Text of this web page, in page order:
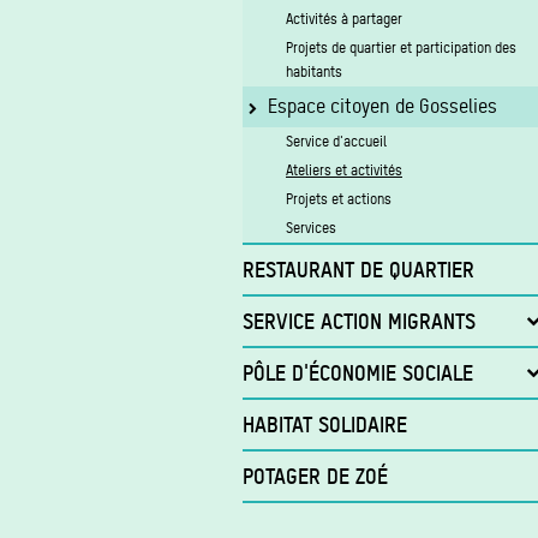
Activités à partager
Projets de quartier et participation des
habitants
Espace citoyen de Gosselies
Service d'accueil
Ateliers et activités
Projets et actions
Services
RESTAURANT DE QUARTIER
SERVICE ACTION MIGRANTS
Projet Activ’Up
PÔLE D'ÉCONOMIE SOCIALE
Trans'form
Insertion
Magasin
HABITAT SOLIDAIRE
POTAGER DE ZOÉ